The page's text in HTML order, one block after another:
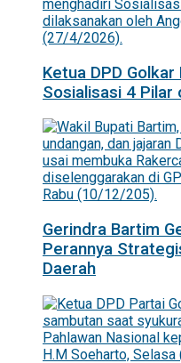
Ketua DPD
Sosialisasi 4 Pilar
Gerindra Bartim
Perannya
Daerah